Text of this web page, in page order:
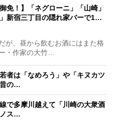
免！】「ネグローニ」「山崎」
」新宿三丁目の隠れ家バーで1…
が、昼から飲むお酒にはまた格
・作家の大竹…
者は「なめろう」や「キヌカツ
の…
で多摩川越えて「川崎の大衆酒
ス…